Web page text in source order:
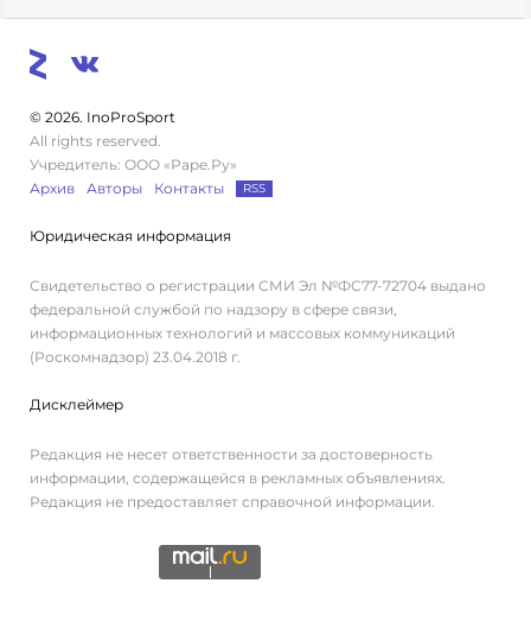
© 2026. InoProSport
All rights reserved.
Учредитель: ООО «Раре.Ру»
Архив
Авторы Контакты RSS
Юридическая информация
Свидетельство о регистрации СМИ Эл №ФС77-72704 выдано
федеральной службой по надзору в сфере связи,
информационных технологий и массовых коммуникаций
(Роскомнадзор) 23.04.2018 г.
Дисклеймер
Редакция не несет ответственности за достоверность
информации, содержащейся в рекламных объявлениях.
Редакция не предоставляет справочной информации.